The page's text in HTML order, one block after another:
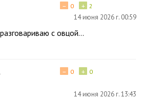
+ 2
− 0
14 июня 2026 г. 00:59
с овцой...
+ 0
− 0
14 июня 2026 г. 13:43